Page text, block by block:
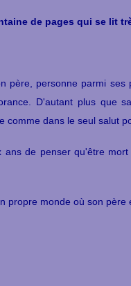
de pages qui se lit
père, personne parmi
D'autant plus que
comme dans le seul salut
de penser qu'être
propre monde où son père